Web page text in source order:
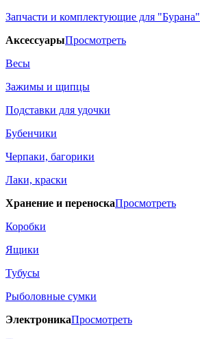
Запчасти и комплектующие для "Бурана"
АксессуарыПросмотреть
Весы
Зажимы и щипцы
Подставки для удочки
Бубенчики
Черпаки, багорики
Лаки, краски
Хранение и переноскаПросмотреть
Коробки
Ящики
Тубусы
Рыболовные сумки
ЭлектроникаПросмотреть